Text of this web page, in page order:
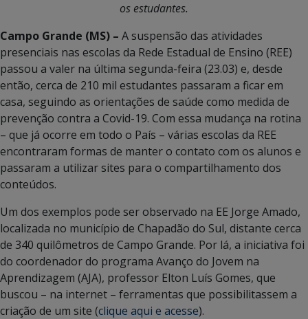
os estudantes.
Campo Grande (MS) – A suspensão das atividades
presenciais nas escolas da Rede Estadual de Ensino (REE)
passou a valer na última segunda-feira (23.03) e, desde
então, cerca de 210 mil estudantes passaram a ficar em
casa, seguindo as orientações de saúde como medida de
prevenção contra a Covid-19. Com essa mudança na rotina
– que já ocorre em todo o País – várias escolas da REE
encontraram formas de manter o contato com os alunos e
passaram a utilizar sites para o compartilhamento dos
conteúdos.
Um dos exemplos pode ser observado na EE Jorge Amado,
localizada no município de Chapadão do Sul, distante cerca
de 340 quilômetros de Campo Grande. Por lá, a iniciativa foi
do coordenador do programa Avanço do Jovem na
Aprendizagem (AJA), professor Elton Luís Gomes, que
buscou – na internet – ferramentas que possibilitassem a
criação de um site (clique aqui e acesse).